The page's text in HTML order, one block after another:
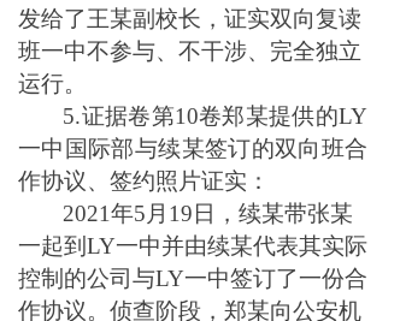
发给了王某副校长，证实双向复读
班一中不参与、不干涉、完全独立
运行。
5.证据卷第10卷郑某提供的LY
一中国际部与续某签订的双向班合
作协议、签约照片证实：
2021年5月19日，续某带张某
一起到LY一中并由续某代表其实际
控制的公司与LY一中签订了一份合
作协议。侦查阶段，郑某向公安机